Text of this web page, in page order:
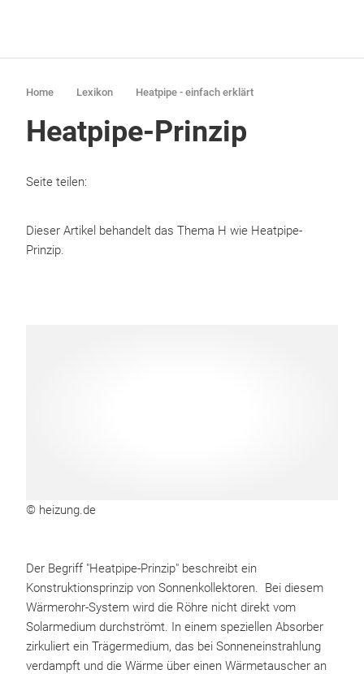
Home Lexikon Heatpipe - einfach erklärt
Heatpipe-Prinzip
Seite teilen:
Dieser Artikel behandelt das Thema H wie Heatpipe-
Prinzip.
© heizung.de
Der Begriff "Heatpipe-Prinzip" beschreibt ein
Konstruktionsprinzip von Sonnenkollektoren. Bei diesem
Wärmerohr-System wird die Röhre nicht direkt vom
Solarmedium durchströmt. In einem speziellen Absorber
zirkuliert ein Trägermedium, das bei Sonneneinstrahlung
verdampft und die Wärme über einen Wärmetauscher an